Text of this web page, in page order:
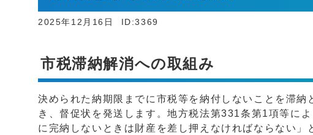
2025年12月16日 ID:3369
市税滞納解消への取組み
決められた納期限までに市税等を納付しないことを滞
き、督促状を発送します。地方税法第331条第1項等に
に完納しないときは財産を差し押えなければならない」